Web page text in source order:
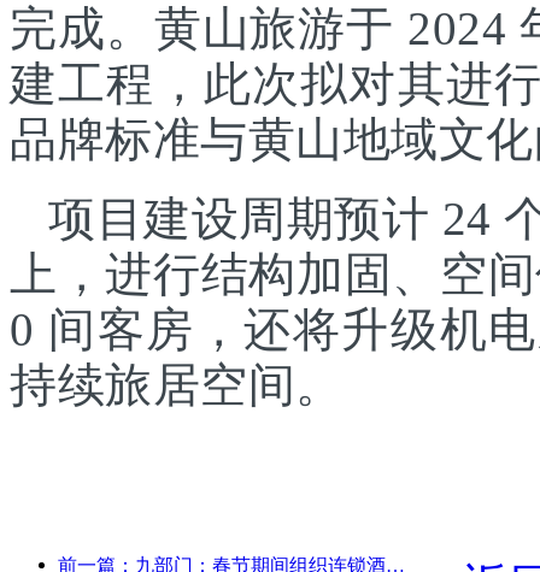
完成。黄山旅游于 2024
建工程，此次拟对其进
品牌标准与黄山地域文
项目建设周期预计 24
上，进行结构加固、空
0 间客房，还将升级机
持续旅居空间。
前一篇：九部门：春节期间组织连锁酒店、精品民宿等推出优惠措施